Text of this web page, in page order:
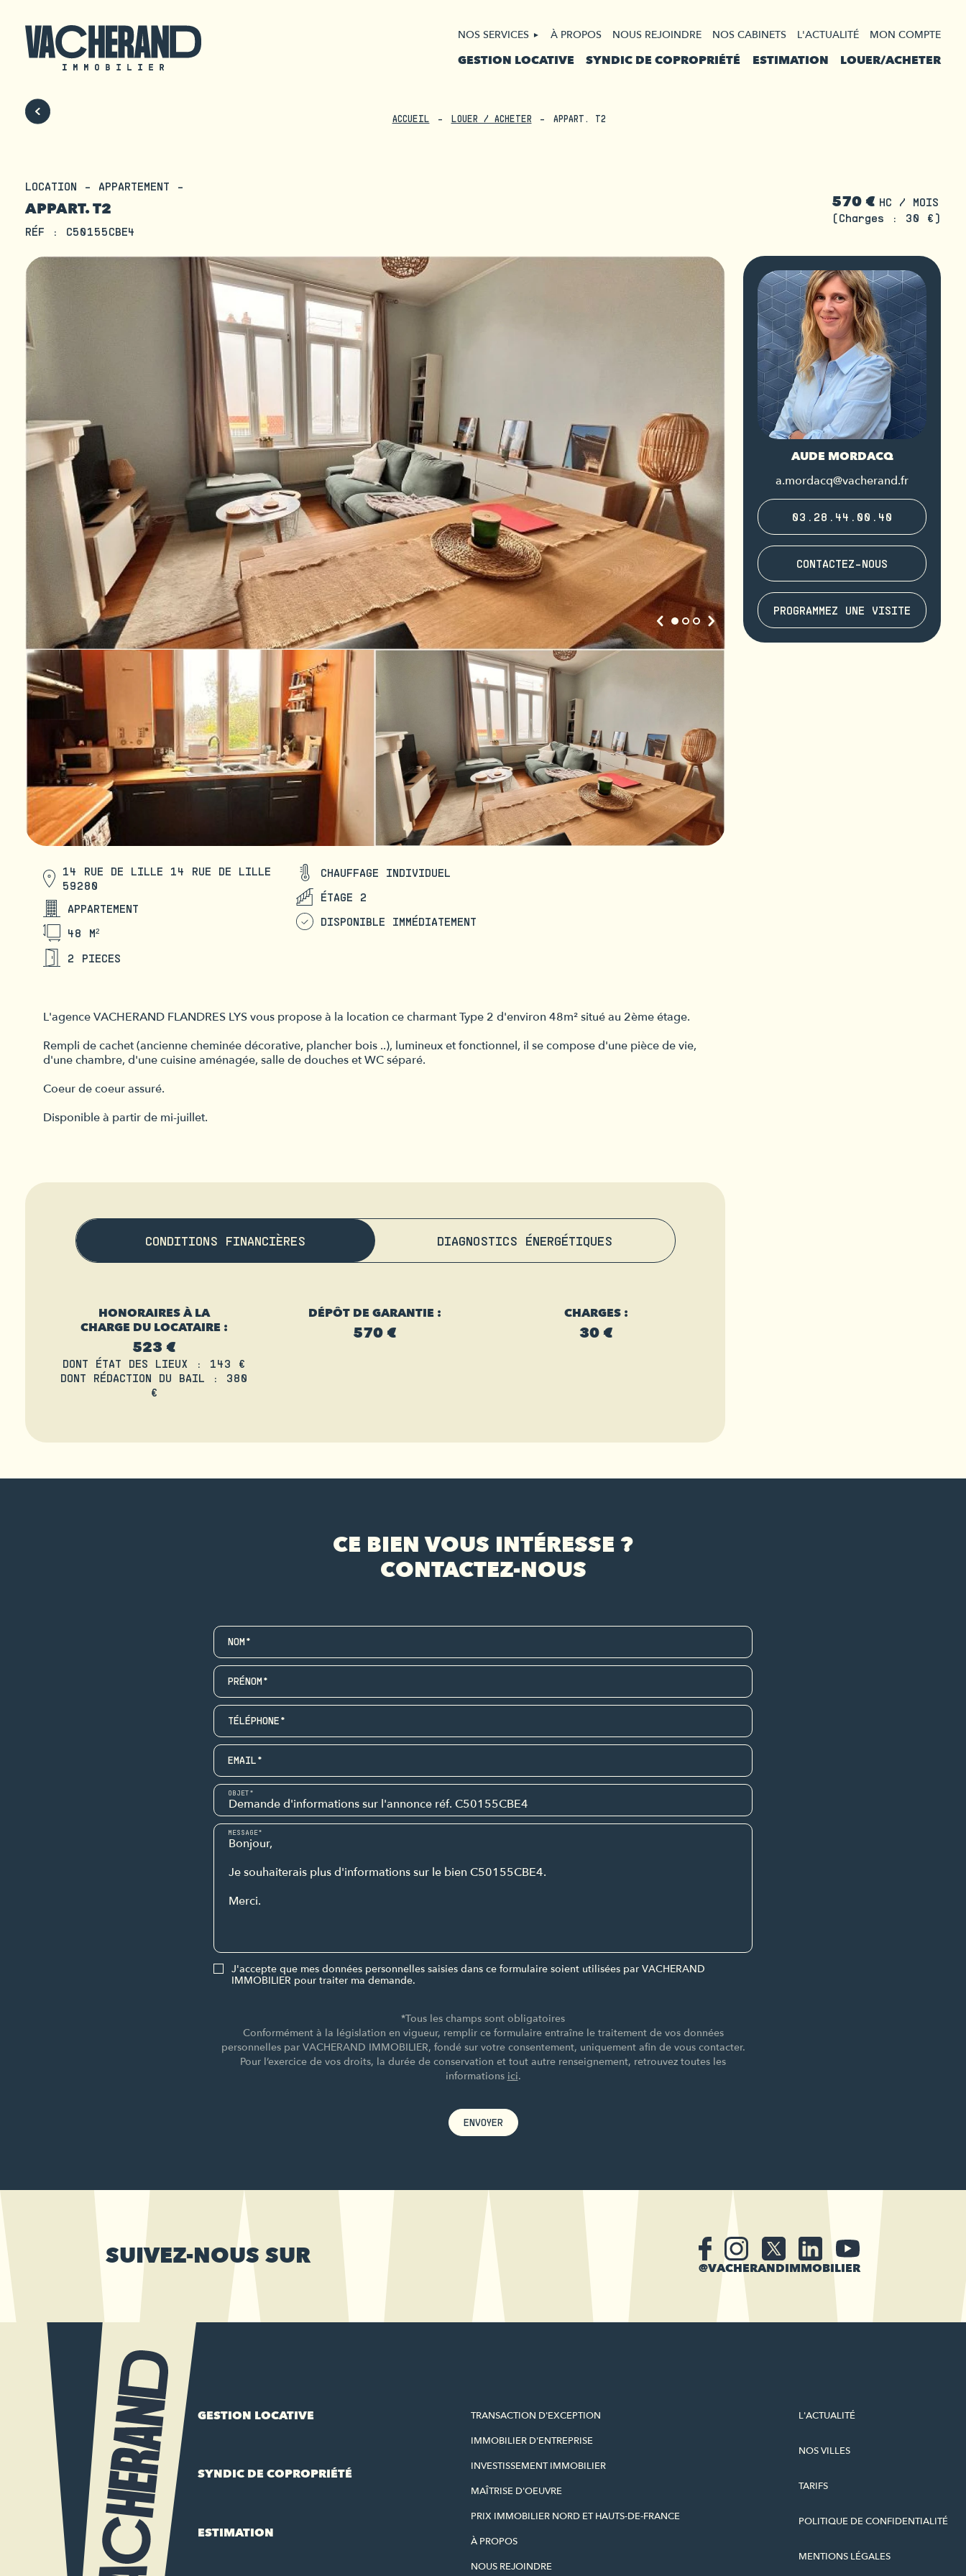
NOS SERVICES À PROPOS NOUS REJOINDRE NOS CABINETS L'ACTUALITÉ MON COMPTE
GESTION LOCATIVE SYNDIC DE COPROPRIÉTÉ ESTIMATION LOUER/ACHETER
ACCUEIL LOUER / ACHETER APPART. T2
LOCATION - APPARTEMENT -
APPART. T2
RÉF : C50155CBE4
570 € HC / MOIS
(Charges : 30 €)
14 RUE DE LILLE 14 RUE DE LILLE
59280
APPARTEMENT
48 M²
2 PIECES
CHAUFFAGE INDIVIDUEL
ÉTAGE 2
DISPONIBLE IMMÉDIATEMENT
L'agence VACHERAND FLANDRES LYS vous propose à la location ce charmant Type 2 d'environ 48m² situé au 2ème étage.
Rempli de cachet (ancienne cheminée décorative, plancher bois ..), lumineux et fonctionnel, il se compose d'une pièce de vie,
d'une chambre, d'une cuisine aménagée, salle de douches et WC séparé.
Coeur de coeur assuré.
Disponible à partir de mi-juillet.
CONDITIONS FINANCIÈRES DIAGNOSTICS ÉNERGÉTIQUES
HONORAIRES À LA
CHARGE DU LOCATAIRE :
523 €
DONT ÉTAT DES LIEUX : 143 €
DONT RÉDACTION DU BAIL : 380
€
DÉPÔT DE GARANTIE :
570 €
CHARGES :
30 €
AUDE MORDACQ
a.mordacq@vacherand.fr
03.28.44.00.40
CONTACTEZ-NOUS
PROGRAMMEZ UNE VISITE
CE BIEN VOUS INTÉRESSE ?
CONTACTEZ-NOUS
NOM*
PRÉNOM*
TÉLÉPHONE*
EMAIL*
OBJET*
MESSAGE*
J'accepte que mes données personnelles saisies dans ce formulaire soient utilisées par VACHERAND
IMMOBILIER pour traiter ma demande.
*Tous les champs sont obligatoires
Conformément à la législation en vigueur, remplir ce formulaire entraîne le traitement de vos données
personnelles par VACHERAND IMMOBILIER, fondé sur votre consentement, uniquement afin de vous contacter.
Pour l’exercice de vos droits, la durée de conservation et tout autre renseignement, retrouvez toutes les
informations ici.
ENVOYER
SUIVEZ-NOUS SUR @VACHERANDIMMOBILIER
GESTION LOCATIVE
SYNDIC DE COPROPRIÉTÉ
ESTIMATION
TRANSACTION D'EXCEPTION
IMMOBILIER D'ENTREPRISE
INVESTISSEMENT IMMOBILIER
MAÎTRISE D'OEUVRE
PRIX IMMOBILIER NORD ET HAUTS-DE-FRANCE
À PROPOS
NOUS REJOINDRE
L'ACTUALITÉ
NOS VILLES
TARIFS
POLITIQUE DE CONFIDENTIALITÉ
MENTIONS LÉGALES